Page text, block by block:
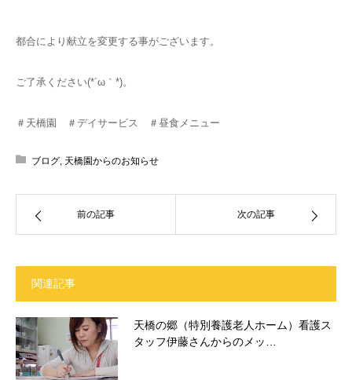
都合により献立を変更する事がございます。
ご了承ください(*´ω｀*)。
＃天橋園 ＃デイサービス ＃昼食メニュー
ブログ, 天橋園からのお知らせ
前の記事 次の記事
関連記事
天橋の郷（特別養護老人ホーム）看護ス
タッフ伊藤さんからのメッ…